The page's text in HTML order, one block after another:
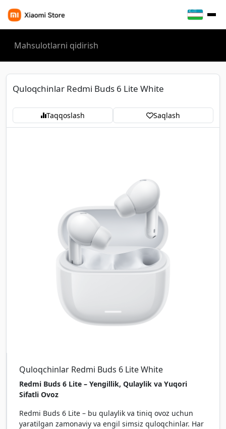
Quloqchinlar Redmi Buds 6 Lite White
Taqqoslash Saqlash
Quloqchinlar Redmi Buds 6 Lite White
Redmi Buds 6 Lite – Yengillik, Qulaylik va Yuqori
Sifatli Ovoz
Redmi Buds 6 Lite – bu qulaylik va tiniq ovoz uchun
yaratilgan zamonaviy va engil simsiz quloqchinlar. Har